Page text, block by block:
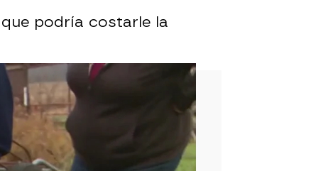
podría costarle la